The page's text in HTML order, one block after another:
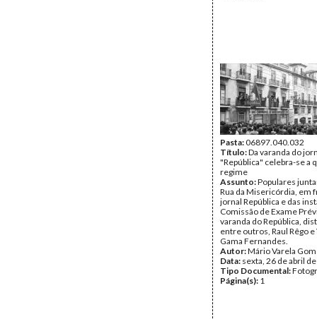
Pasta:06897.040.032
Título:Da varanda do
"República" celebra-se a
regime
Assunto:Populares
Rua da Misericórdia, em
jornal República e das
Comissão de Exame
varanda do República,
entre outros, Raul Rêgo e
Gama Fernandes.
Autor:Mário Varela
Data: sexta, 26 de abril
Tipo Documental:
Página(s): 1